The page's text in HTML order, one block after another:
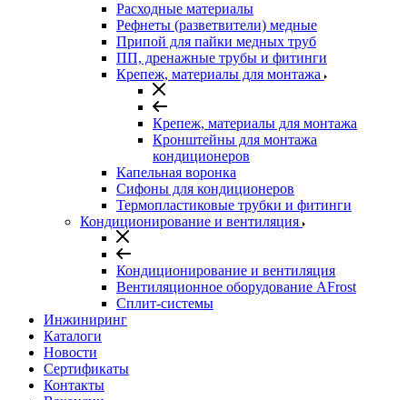
Расходные материалы
Рефнеты (разветвители) медные
Припой для пайки медных труб
ПП, дренажные трубы и фитинги
Крепеж, материалы для монтажа
Крепеж, материалы для монтажа
Кронштейны для монтажа
кондиционеров
Капельная воронка
Сифоны для кондиционеров
Термопластиковые трубки и фитинги
Кондиционирование и вентиляция
Кондиционирование и вентиляция
Вентиляционное оборудование AFrost
Сплит-системы
Инжиниринг
Каталоги
Новости
Сертификаты
Контакты